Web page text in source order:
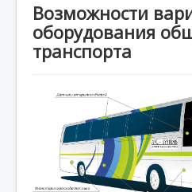
Возможности
оборудования
транспорта